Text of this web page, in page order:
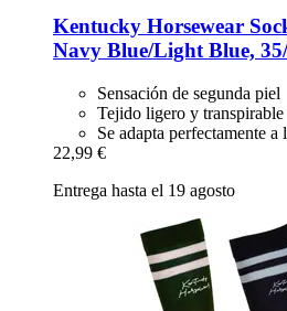
Kentucky Horsewear
Navy Blue/Light Blue,
Sensación de segunda piel
Tejido ligero y transpirable
Se adapta perfectamente a
22,99 €
Entrega hasta el 19 agosto